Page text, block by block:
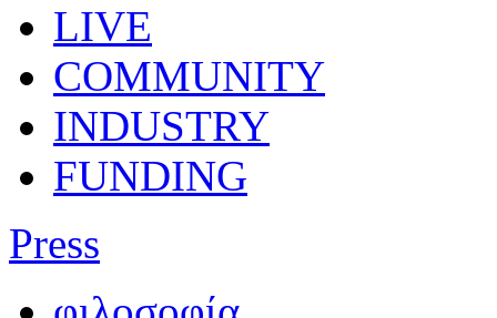
LIVE
COMMUNITY
INDUSTRY
FUNDING
Press